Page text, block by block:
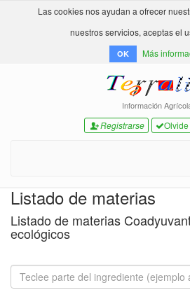
Las cookies nos ayudan a ofrecer
nuestros servicios, aceptas el
OK Más
Información
Registrarse
Listado de materias
Listado de materias
ecológicos